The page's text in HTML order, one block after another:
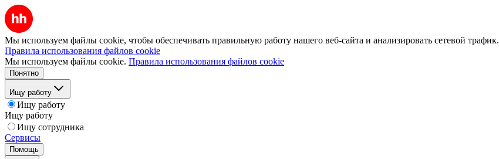
Мы используем файлы cookie, чтобы обеспечивать правильную работу нашего веб-сайта и анализировать сетевой трафик.
Правила использования файлов cookie
Мы используем файлы cookie. Правила использования файлов cookie
Понятно
Ищу работу
Ищу работу
Ищу работу
Ищу сотрудника
Сервисы
Помощь